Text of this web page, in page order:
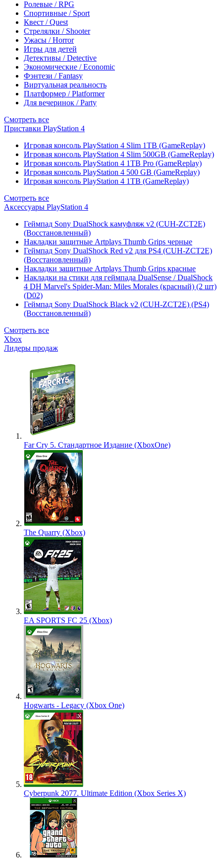
Ролевые / RPG
Спортивные / Sport
Квест / Quest
Стрелялки / Shooter
Ужасы / Horror
Игры для детей
Детективы / Detective
Экономические / Economic
Фэнтези / Fantasy
Виртуальная реальность
Платформер / Platformer
Для вечеринок / Party
Смотреть все
Приставки PlayStation 4
Игровая консоль PlayStation 4 Slim 1TB (GameReplay)
Игровая консоль PlayStation 4 Slim 500GB (GameReplay)
Игровая консоль PlayStation 4 1TB Pro (GameReplay)
Игровая консоль PlayStation 4 500 GB (GameReplay)
Игровая консоль PlayStation 4 1TB (GameReplay)
Смотреть все
Аксессуары PlayStation 4
Геймпад Sony DualShock камуфляж v2 (CUH-ZCT2E)
(Восстановленный)
Накладки защитные Artplays Thumb Grips черные
Геймпад Sony DualShock Red v2 для PS4 (CUH-ZCT2E)
(Восстановленный)
Накладки защитные Artplays Thumb Grips красные
Накладки на стики для геймпада DualSense / DualShock
4 DH Marvel's Spider-Man: Miles Morales (красный) (2 шт)
(D02)
Геймпад Sony DualShock Black v2 (CUH-ZCT2E) (PS4)
(Восстановленный)
Смотреть все
Xbox
Лидеры продаж
Far Cry 5. Стандартное Издание (XboxOne)
The Quarry (Xbox)
EA SPORTS FC 25 (Xbox)
Hogwarts - Legacy (Xbox One)
Cyberpunk 2077. Ultimate Edition (Xbox Series X)